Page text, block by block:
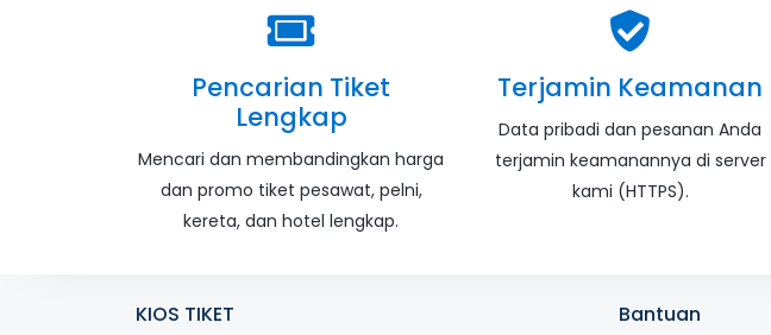
Pencarian Tiket
Lengkap
Mencari dan membandingkan harga
dan promo tiket pesawat, pelni,
kereta, dan hotel lengkap.
Terjamin Keamanan
Data pribadi dan pesanan Anda
terjamin keamanannya di server
kami (HTTPS).
KIOS TIKET Bantuan